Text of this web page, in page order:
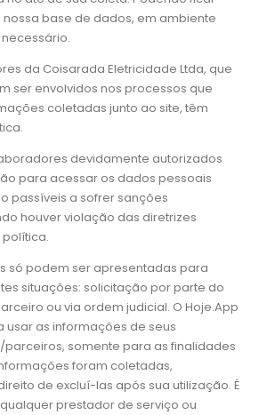
base de dados, em ambiente
da Coisarada Eletricidade Ltda, que
ser envolvidos nos processos que
coletadas junto ao site, têm
devidamente autorizados
para acessar os dados pessoais
passíveis a sofrer sanções
houver violação das diretrizes
só podem ser apresentadas para
situações: solicitação por parte do
ou via ordem judicial. O Hoje.App
as informações de seus
somente para as finalidades
foram coletadas,
de excluí-las após sua utilização. É
prestador de serviço ou